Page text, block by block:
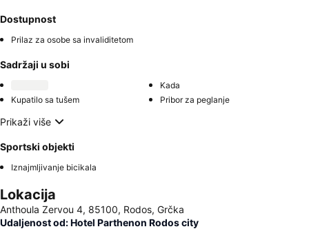
Dostupnost
Prilaz za osobe sa invaliditetom
Sadržaji u sobi
Kada
Kupatilo sa tušem
Pribor za peglanje
Prikaži više
Sportski objekti
Iznajmljivanje bicikala
Lokacija
Anthoula Zervou 4, 85100, Rodos, Grčka
Udaljenost od: Hotel Parthenon Rodos city